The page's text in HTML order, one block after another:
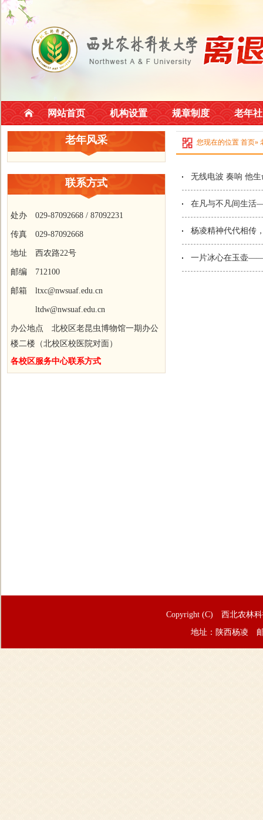
网站首页 机构设置 规章制度 老年
老年风采
联系方式
处办 029-87092668 / 87092231
传真 029-87092668
地址 西农路22号
邮编 712100
邮箱 ltxc@nwsuaf.edu.cn
ltdw@nwsuaf.edu.cn
办公地点 北校区老昆虫博物馆一期办公
楼二楼（北校区校医院对面）
各校区服务中心联系方式
您现在的位置 首页»
无线电波 奏响 他
在凡与不凡间生活
杨凌精神代代相传
一片冰心在玉壶——
Copyright (C) 西北农林
地址：陕西杨凌